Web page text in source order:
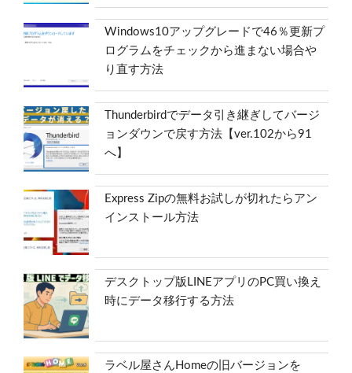
Windows10アップグレードで46％更新プ
ログラムをチェックから進まない場合や
り直す方法
Thunderbirdでデータ引き継ぎしてバージ
ョンダウンで戻す方法【ver.102から91
へ】
Express Zipの無料お試しが切れたらアン
インストール方法
デスクトップ版LINEアプリのPC買い換え
時にデータ移行する方法
ラベル屋さんHomeの旧バージョンを